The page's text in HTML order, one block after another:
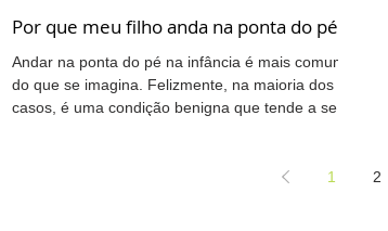
Por que meu filho anda na ponta do pé?
Andar na ponta do pé na infância é mais comum
do que se imagina. Felizmente, na maioria dos
casos, é uma condição benigna que tende a se...
1 2